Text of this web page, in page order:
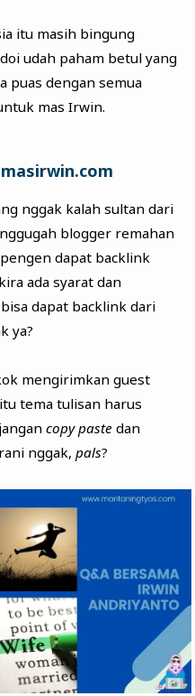
itu masih bingung
udah paham betul yang
puas dengan semua
mas Irwin.
nggak kalah sultan dari
blogger remahan
dapat backlink
ada syarat dan
dapat backlink dari
ya?
mengirimkan guest
tema tulisan harus
copy pastedan
nggak, pals?